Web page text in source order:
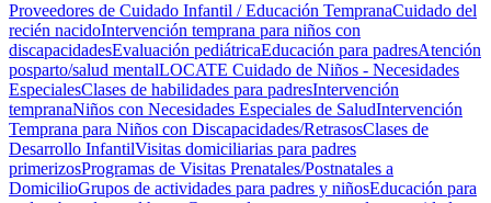
Proveedores de Cuidado Infantil / Educación TempranaCuidado del
recién nacidoIntervención temprana para niños con
discapacidadesEvaluación pediátricaEducación para padresAtención
posparto/salud mentalLOCATE Cuidado de Niños - Necesidades
EspecialesClases de habilidades para padresIntervención
tempranaNiños con Necesidades Especiales de SaludIntervención
Temprana para Niños con Discapacidades/RetrasosClases de
Desarrollo InfantilVisitas domiciliarias para padres
primerizosProgramas de Visitas Prenatales/Postnatales a
DomicilioGrupos de actividades para padres y niñosEducación para